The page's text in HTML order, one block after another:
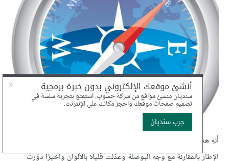
أنهِ هذا التصميم ببعض التعديلات والإضافات. هنا قمتُ بتعديل حجم
الإطار بالمقارنة مع وجه البوصلة وعدّلت قليلًا بالألوان وأخيرًا دوّرتُ